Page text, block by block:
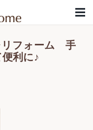
リフォーム 手
利に♪